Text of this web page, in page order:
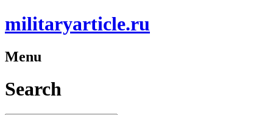
militaryarticle.ru
Menu
Search